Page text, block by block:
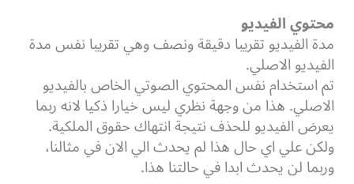
محتوي الفيديو
مدة الفيديو تقريبا دقيقة ونصف وهي تقريبا نفس مدة
الفيديو الاصلي.
تم استخدام نفس المحتوي الصوتي الخاص بالفيديو
الاصلي. هذا من وجهة نظري ليس خيارا ذكيا لانه ربما
يعرض الفيديو للحذف نتيجة انتهاك حقوق الملكية.
ولكن علي اي حال هذا لم يحدث الي الان في مثالنا،
وربما لن يحدث ابدا في حالتنا هذا.